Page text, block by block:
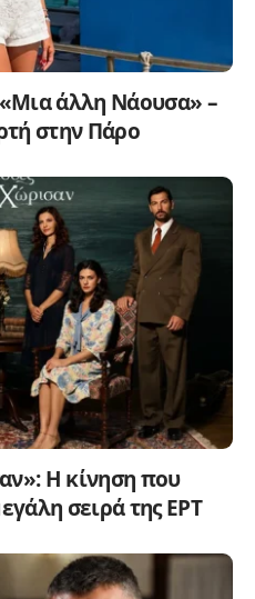
«Μια άλλη Νάουσα» –
στην Πάρο
Η κίνηση που
σειρά της ΕΡΤ